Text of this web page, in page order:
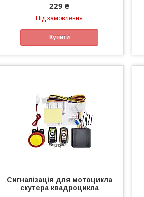
229 ₴
Під замовлення
Купити
Сигналізація для мотоцикла
скутера квадроцикла